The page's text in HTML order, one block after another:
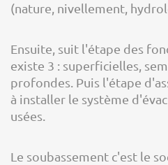
(nature, nivellement,
Ensuite, suit l'étape des
existe 3 : superficielles,
profondes. Puis l'étape
à installer le système
usées.
Le soubassement c'est le